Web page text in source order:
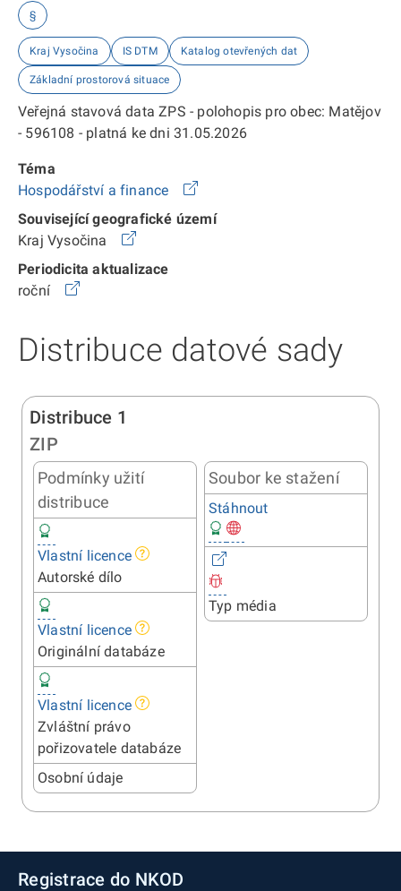
§
Kraj Vysočina IS DTM Katalog otevřených dat
Základní prostorová situace
Veřejná stavová data ZPS - polohopis pro obec: Matějov
- 596108 - platná ke dni 31.05.2026
Téma
Hospodářství a finance
Související geografické území
Kraj Vysočina
Periodicita aktualizace
roční
Distribuce datové sady
Distribuce 1
ZIP
Podmínky užití
distribuce
Vlastní licence
Autorské dílo
Vlastní licence
Originální databáze
Vlastní licence
Zvláštní právo
pořizovatele databáze
Osobní údaje
Soubor ke stažení
Stáhnout
Typ média
Registrace do NKOD